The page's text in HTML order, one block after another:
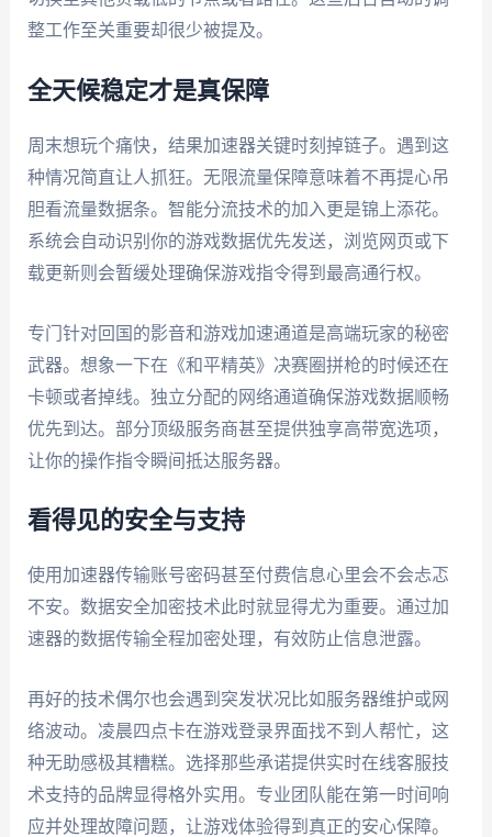
整工作至关重要却很少被提及。
全天候稳定才是真保障
周末想玩个痛快，结果加速器关键时刻掉链子。遇到这
种情况简直让人抓狂。无限流量保障意味着不再提心吊
胆看流量数据条。智能分流技术的加入更是锦上添花。
系统会自动识别你的游戏数据优先发送，浏览网页或下
载更新则会暂缓处理确保游戏指令得到最高通行权。
专门针对回国的影音和游戏加速通道是高端玩家的秘密
武器。想象一下在《和平精英》决赛圈拼枪的时候还在
卡顿或者掉线。独立分配的网络通道确保游戏数据顺畅
优先到达。部分顶级服务商甚至提供独享高带宽选项，
让你的操作指令瞬间抵达服务器。
看得见的安全与支持
使用加速器传输账号密码甚至付费信息心里会不会忐忑
不安。数据安全加密技术此时就显得尤为重要。通过加
速器的数据传输全程加密处理，有效防止信息泄露。
再好的技术偶尔也会遇到突发状况比如服务器维护或网
络波动。凌晨四点卡在游戏登录界面找不到人帮忙，这
种无助感极其糟糕。选择那些承诺提供实时在线客服技
术支持的品牌显得格外实用。专业团队能在第一时间响
应并处理故障问题，让游戏体验得到真正的安心保障。